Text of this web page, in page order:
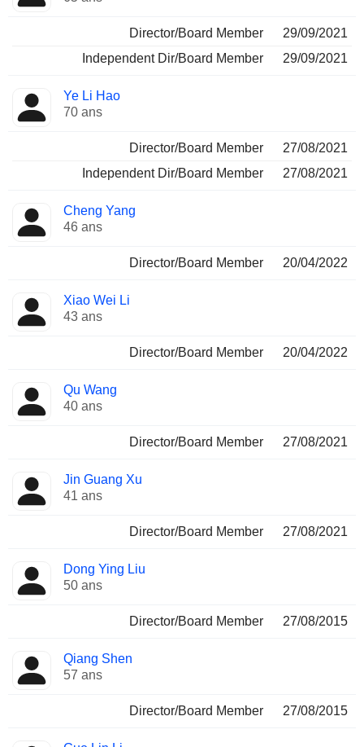
Director/Board Member
29/09/2021
Independent Dir/Board Member
29/09/2021
Ye Li Hao
70 ans
Director/Board Member
27/08/2021
Independent Dir/Board Member
27/08/2021
Cheng Yang
46 ans
Director/Board Member 20/04/2022
Xiao Wei Li
43 ans
Director/Board Member 20/04/2022
Qu Wang
40 ans
Director/Board Member 27/08/2021
Jin Guang Xu
41 ans
Director/Board Member 27/08/2021
Dong Ying Liu
50 ans
Director/Board Member 27/08/2015
Qiang Shen
57 ans
Director/Board Member 27/08/2015